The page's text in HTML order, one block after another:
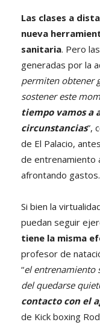
Las clases a
nueva
sanitaria. Pero
generadas por la
permiten obtener
sostener este
tiempo vamos a
circunstancias”,
de El Palacio,
de entrenamiento
afrontando gastos.
Si bien la
puedan seguir
tiene la misma
profesor de
“el entrenamiento
del quedarse
contacto con el
de Kick boxing